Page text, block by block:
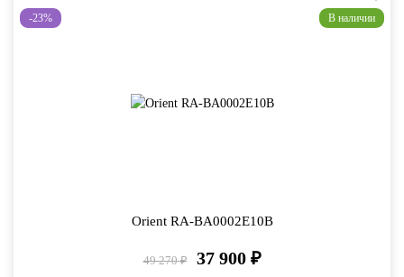
-23% В наличии
Orient RA-BA0002E10B
49 270 ₽ 37 900 ₽